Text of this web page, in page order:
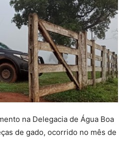
na Delegacia de Água Boa
de gado, ocorrido no mês de